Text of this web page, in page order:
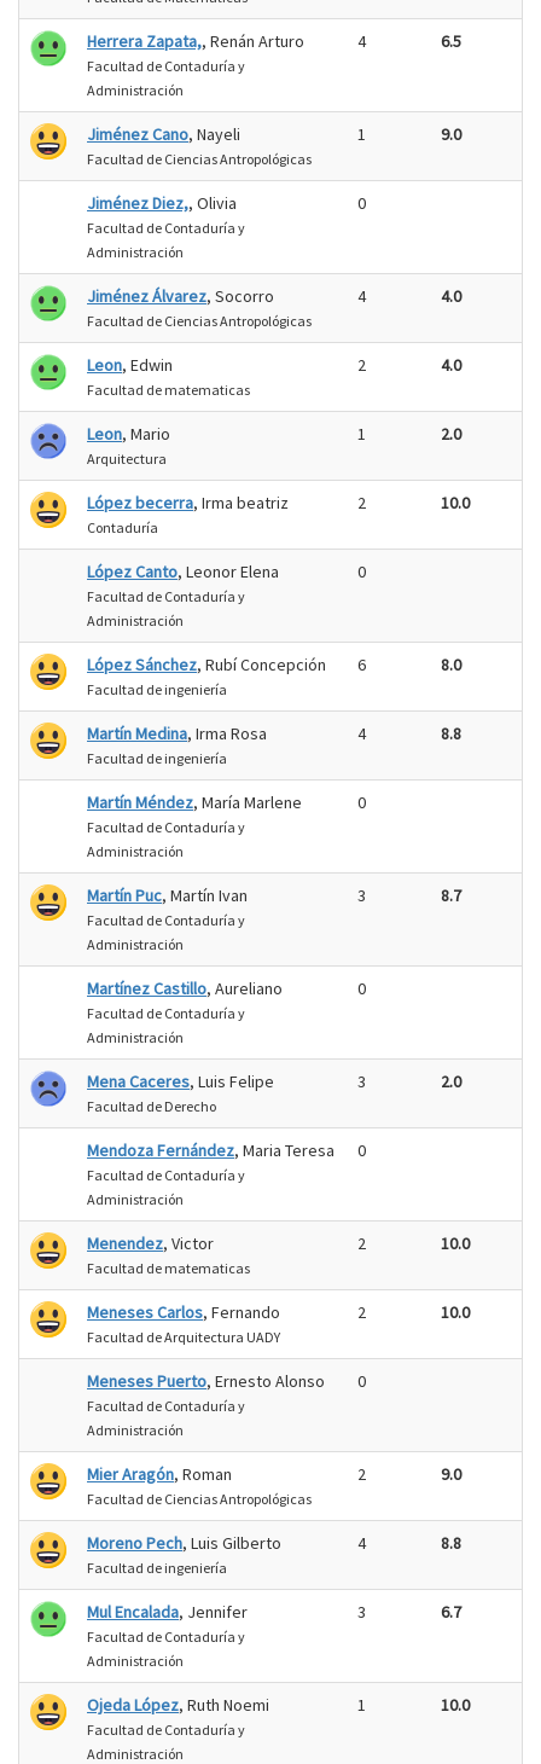
Herrera Zapata,, Renán Arturo
Facultad de Contaduría y
Administración
4 6.5
Jiménez Cano, Nayeli
Facultad de Ciencias Antropológicas
1 9.0
Jiménez Diez,, Olivia
Facultad de Contaduría y
Administración
0
Jiménez Álvarez, Socorro
Facultad de Ciencias Antropológicas
4 4.0
Leon, Edwin
Facultad de matematicas
2 4.0
Leon, Mario
Arquitectura
1 2.0
López becerra, Irma beatriz
Contaduría
2 10.0
López Canto, Leonor Elena
Facultad de Contaduría y
Administración
0
López Sánchez, Rubí Concepción
Facultad de ingeniería
6 8.0
Martín Medina, Irma Rosa
Facultad de ingeniería
4 8.8
Martín Méndez, María Marlene
Facultad de Contaduría y
Administración
0
Martín Puc, Martín Ivan
Facultad de Contaduría y
Administración
3 8.7
Martínez Castillo, Aureliano
Facultad de Contaduría y
Administración
0
Mena Caceres, Luis Felipe
Facultad de Derecho
3 2.0
Mendoza Fernández, Maria Teresa
Facultad de Contaduría y
Administración
0
Menendez, Victor
Facultad de matematicas
2 10.0
Meneses Carlos, Fernando
Facultad de Arquitectura UADY
2 10.0
Meneses Puerto, Ernesto Alonso
Facultad de Contaduría y
Administración
0
Mier Aragón, Roman
Facultad de Ciencias Antropológicas
2 9.0
Moreno Pech, Luis Gilberto
Facultad de ingeniería
4 8.8
Mul Encalada, Jennifer
Facultad de Contaduría y
Administración
3 6.7
Ojeda López, Ruth Noemi
Facultad de Contaduría y
Administración
1 10.0